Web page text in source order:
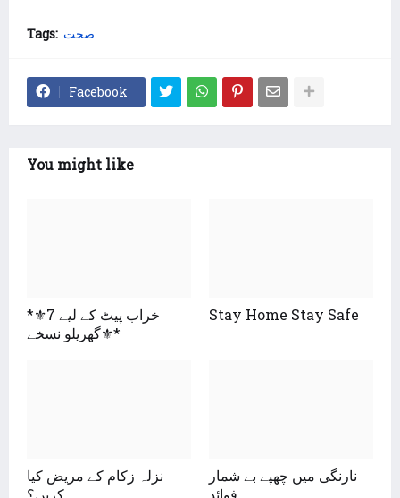
Tags: صحت
Facebook
You might like
*⚜️خراب پیٹ کے لیے 7
گھریلو نسخے⚜*
Stay Home Stay Safe
نزلہ زکام کے مریض کیا
کریں؟
نارنگی میں چھپے بے شمار
فوائد